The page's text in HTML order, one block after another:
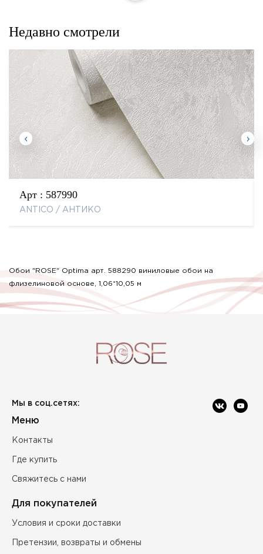
Недавно смотрели
Арт : 587990
ANTICO / АНТИКО
Обои "ROSE" Optima арт. 588290 виниловые обои на
флизелиновой основе, 1,06*10,05 м
Мы в соц.сетях:
Меню
Контакты
Где купить
Свяжитесь с нами
Для покупателей
Условия и сроки доставки
Претензии, возвраты и обмены